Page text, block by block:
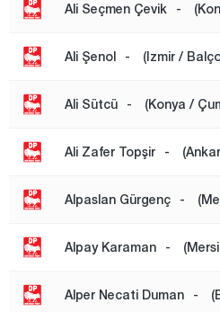
Kırklareli
Kırşehir
Konya
Kütahya
Manisa
Mardin
Muğla
Ali Seçmen Çevik -
Ali Şenol - (Izmir /
Ali Sütcü - (Konya /
Ali Zafer Topşir -
Alpaslan Gürgenç -
Alpay Karaman -
Alper Necati Duman -